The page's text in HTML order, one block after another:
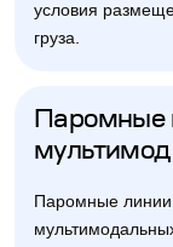
условия
груза.
Паромные
Паромные линии